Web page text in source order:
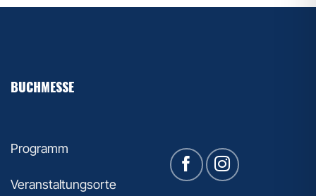
BUCHMESSE
Programm
Veranstaltungsorte